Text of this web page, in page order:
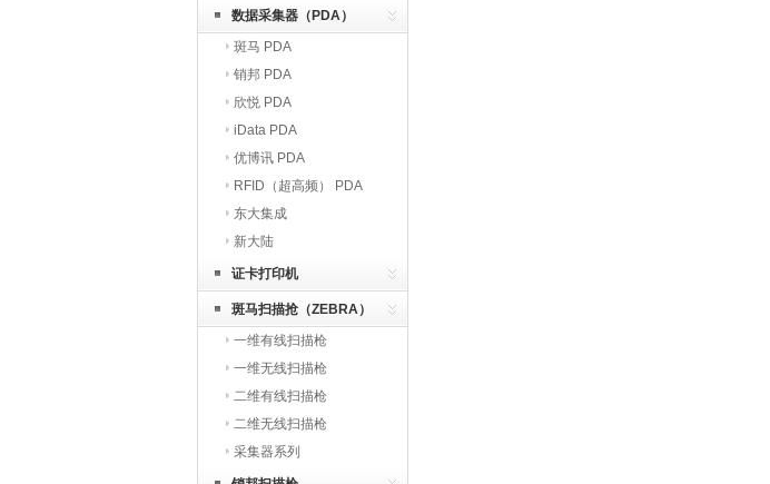
机
数据采集器（PDA）
斑马 PDA
销邦 PDA
欣悦 PDA
iData PDA
优博讯 PDA
RFID（超高频） PDA
东大集成
新大陆
证卡打印机
斑马扫描抢（ZEBRA）
一维有线扫描枪
一维无线扫描枪
二维有线扫描枪
二维无线扫描枪
采集器系列